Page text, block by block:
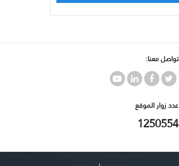
تواصل معنا:
عدد زوار الموقع
1250554